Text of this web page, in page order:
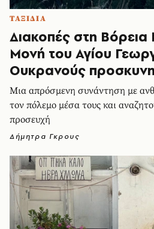
ΤΑΞΙΔΙΑ
Διακοπές στη Βόρεια
Μονή του Αγίου
Ουκρανούς
Μια απρόσμενη συνάντηση με
τον πόλεμο μέσα τους και
προσευχή
Δήμητρα Γκρους